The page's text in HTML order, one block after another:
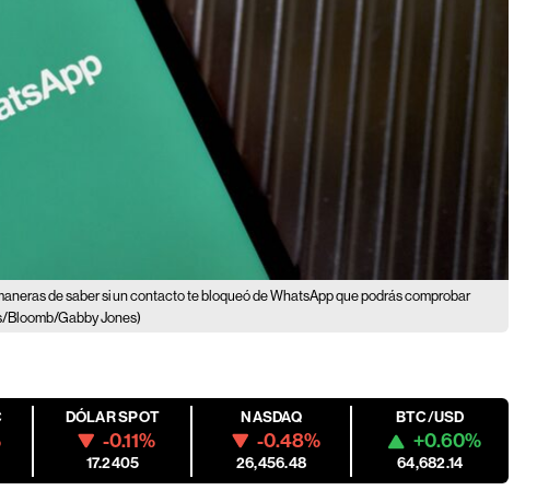
de saber si un contacto te bloqueó de WhatsApp que podrás comprobar
Bloomb/Gabby Jones)
DÓLAR SPOT
-0.11%
17.2405
NASDAQ
-0.48%
26,456.48
BTC/USD
+0.60%
64,682.14